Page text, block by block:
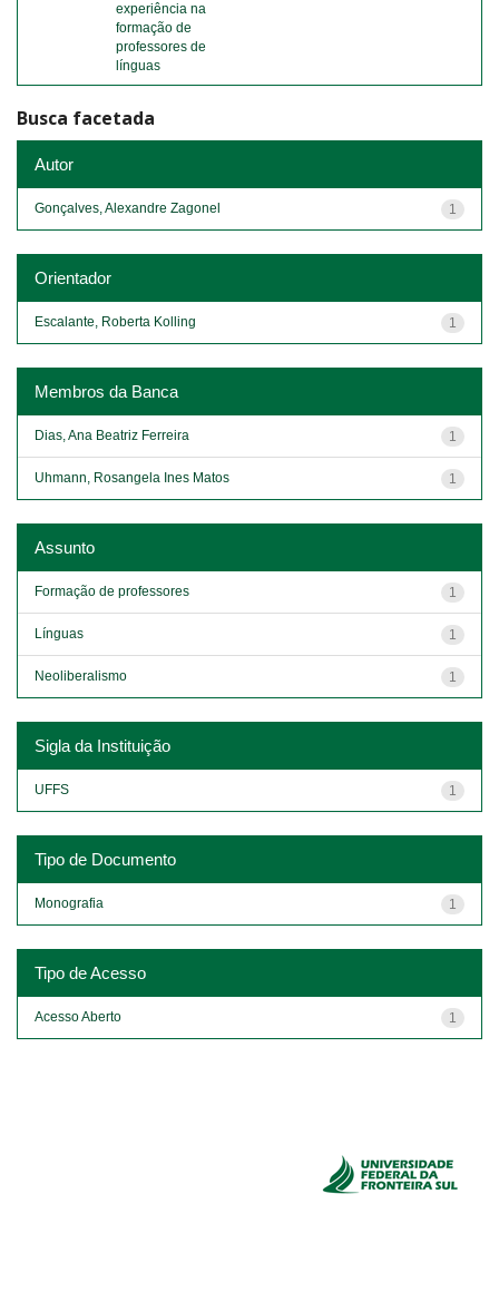
experiência na
formação de
professores de
línguas
Busca facetada
Autor
1
Gonçalves, Alexandre Zagonel
Orientador
1
Escalante, Roberta Kolling
Membros da Banca
1
Dias, Ana Beatriz Ferreira
1
Uhmann, Rosangela Ines Matos
Assunto
1
Formação de professores
1
Línguas
1
Neoliberalismo
Sigla da Instituição
1
UFFS
Tipo de Documento
1
Monografia
Tipo de Acesso
1
Acesso Aberto